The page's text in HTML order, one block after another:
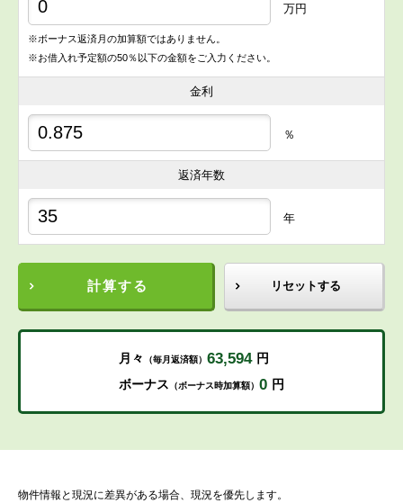
万円
※ボーナス返済月の加算額ではありません。
※お借入れ予定額の50％以下の金額をご入力ください。
金利
％
返済年数
年
計算する リセットする
月々 （毎月返済額） 63,594 円
ボーナス （ボーナス時加算額） 0 円
物件情報と現況に差異がある場合、現況を優先します。